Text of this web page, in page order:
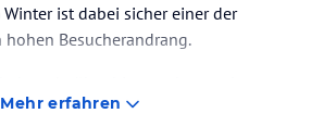
ist dabei sicher einer der
Besucherandrang.
Im Gegensatz zu den anderen
Mehr erfahren